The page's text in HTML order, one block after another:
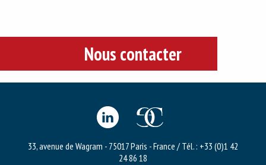
Nous contacter
33, avenue de Wagram - 75017 Paris - France / Tél. : +33 (0)1 42
24 86 18